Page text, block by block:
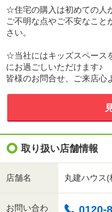
☆住宅の購入は初めての人
ご不明な点やご不安なこと
さい。
☆当社にはキッズスペース
にお過ごしいただけます♪
皆様のお問合せ、ご来店心
取り扱い店舗情報
店舗名 丸建ハウス(
お問い合わ
0120-